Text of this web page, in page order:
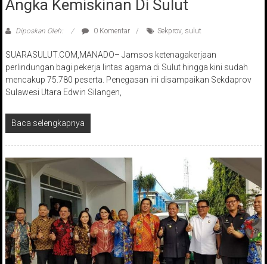
Angka Kemiskinan Di Sulut
Diposkan Oleh: 0 Komentar Sekprov, sulut
SUARASULUT.COM,MANADO– Jamsos ketenagakerjaan
perlindungan bagi pekerja lintas agama di Sulut hingga kini sudah
mencakup 75.780 peserta. Penegasan ini disampaikan Sekdaprov
Sulawesi Utara Edwin Silangen,
Baca selengkapnya